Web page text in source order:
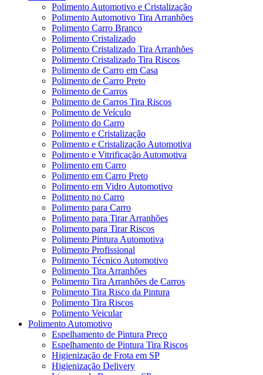
Polimento Automotivo e Cristalização
Polimento Automotivo Tira Arranhões
Polimento Carro Branco
Polimento Cristalizado
Polimento Cristalizado Tira Arranhões
Polimento Cristalizado Tira Riscos
Polimento de Carro em Casa
Polimento de Carro Preto
Polimento de Carros
Polimento de Carros Tira Riscos
Polimento de Veículo
Polimento do Carro
Polimento e Cristalização
Polimento e Cristalização Automotiva
Polimento e Vitrificação Automotiva
Polimento em Carro
Polimento em Carro Preto
Polimento em Vidro Automotivo
Polimento no Carro
Polimento para Carro
Polimento para Tirar Arranhões
Polimento para Tirar Riscos
Polimento Pintura Automotiva
Polimento Profissional
Polimento Técnico Automotivo
Polimento Tira Arranhões
Polimento Tira Arranhões de Carros
Polimento Tira Risco da Pintura
Polimento Tira Riscos
Polimento Veicular
Polimento Automotivo
Espelhamento de Pintura Preço
Espelhamento de Pintura Tira Riscos
Higienização de Frota em SP
Higienização Delivery